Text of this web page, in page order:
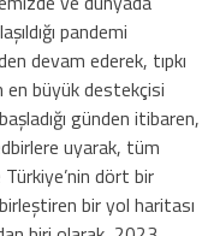
pandemi
devam ederek, tıpkı
büyük destekçisi
günden itibaren,
uyarak, tüm
Türkiye’nin dört bir
bir yol haritası